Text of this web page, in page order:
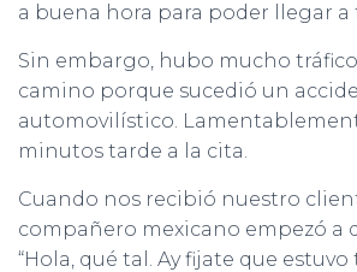
a buena hora para poder llegar a
Sin embargo, hubo mucho
camino porque sucedió un
automovilístico.
minutos tarde a la cita.
Cuando nos recibió nuestro
compañero mexicano empezó a
“Hola, qué tal. Ay fijate que